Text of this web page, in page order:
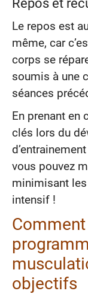
Repos et
Le repos est
même, car
corps se
soumis à une
séances
En prenant
clés lors du
vous pouvez
minimisant
intensif !
objectifs